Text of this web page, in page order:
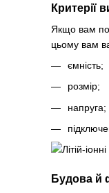
Критерії
Якщо вам
цьому вам
ємність;
розмір;
напруга;
Будова й